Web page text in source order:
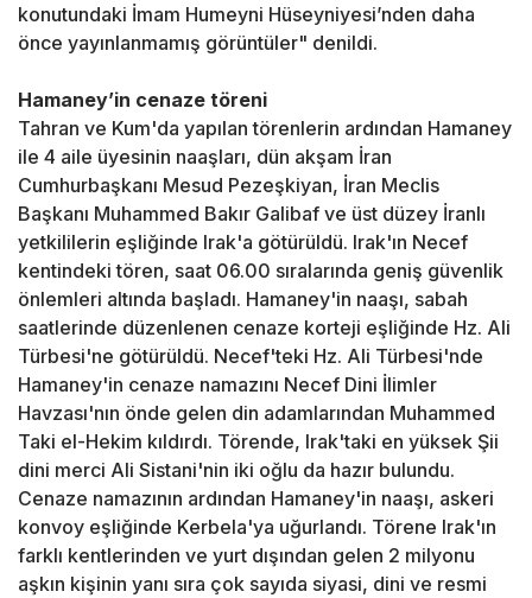
konutundaki İmam Humeyni Hüseyniyesi’nden daha
önce yayınlanmamış görüntüler" denildi.
Hamaney’in cenaze töreni
Tahran ve Kum'da yapılan törenlerin ardından Hamaney
ile 4 aile üyesinin naaşları, dün akşam İran
Cumhurbaşkanı Mesud Pezeşkiyan, İran Meclis
Başkanı Muhammed Bakır Galibaf ve üst düzey İranlı
yetkililerin eşliğinde Irak'a götürüldü. Irak'ın Necef
kentindeki tören, saat 06.00 sıralarında geniş güvenlik
önlemleri altında başladı. Hamaney'in naaşı, sabah
saatlerinde düzenlenen cenaze korteji eşliğinde Hz. Ali
Türbesi'ne götürüldü. Necef'teki Hz. Ali Türbesi'nde
Hamaney'in cenaze namazını Necef Dini İlimler
Havzası'nın önde gelen din adamlarından Muhammed
Taki el-Hekim kıldırdı. Törende, Irak'taki en yüksek Şii
dini merci Ali Sistani'nin iki oğlu da hazır bulundu.
Cenaze namazının ardından Hamaney'in naaşı, askeri
konvoy eşliğinde Kerbela'ya uğurlandı. Törene Irak'ın
farklı kentlerinden ve yurt dışından gelen 2 milyonu
aşkın kişinin yanı sıra çok sayıda siyasi, dini ve resmi